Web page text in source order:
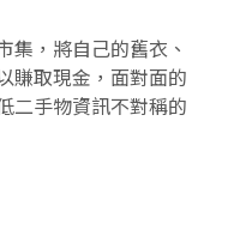
集，將自己的舊衣、
賺取現金，面對面的
二手物資訊不對稱的